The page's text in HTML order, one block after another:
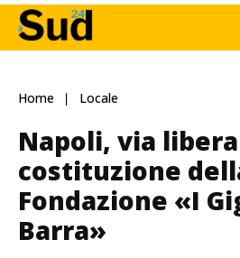
Home Locale
Napoli, via
costituzione
Fondazione «I
Barra»